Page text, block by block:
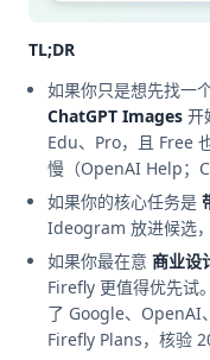
TL;DR
如果你只是想先找一
ChatGPT Images 开
Edu、Pro，且 Free
慢（OpenAI Help；
如果你的核心任务是
Ideogram 放进候选，
如果你最在意 商业设
Firefly 更值得优先试
了 Google、
Firefly Plans，核验